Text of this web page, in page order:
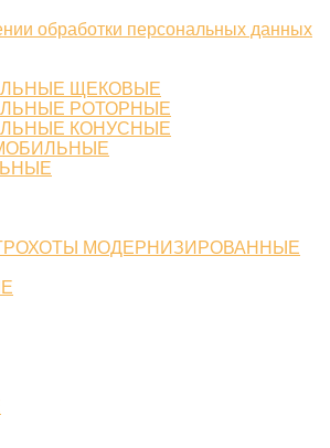
обработки персональных данных
ЩЕКОВЫЕ
РОТОРНЫЕ
КОНУСНЫЕ
МОДЕРНИЗИРОВАННЫЕ